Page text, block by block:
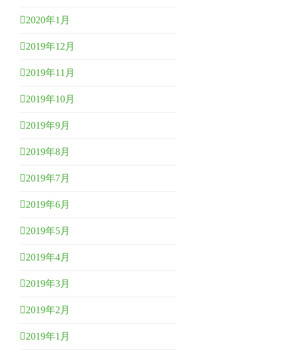
2020年1月
2019年12月
2019年11月
2019年10月
2019年9月
2019年8月
2019年7月
2019年6月
2019年5月
2019年4月
2019年3月
2019年2月
2019年1月